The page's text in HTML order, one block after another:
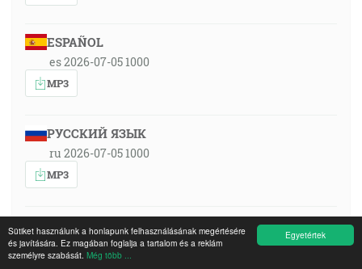
Egyetértek
Sütiket használunk a honlapunk felhasználásának megértésére
és javítására. Ez magában foglalja a tartalom és a reklám
személyre szabását. Még több ...
ESPAÑOL
es 2026-07-05 1000
MP3
РУССКИЙ ЯЗЫК
ru 2026-07-05 1000
MP3
SLOVENSKY
sk 2026-07-05 1000